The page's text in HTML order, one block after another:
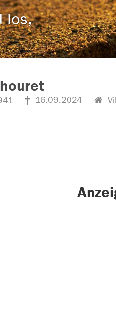
los,
16.09.2024